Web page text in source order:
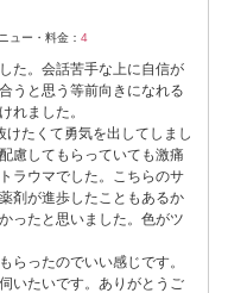
ュー・料金： 4
た。会話苦手な上に自信が
うと思う等前向きになれる
れました。
たくて勇気を出してしまし
慮してもらっていても激痛
ラウマでした。こちらのサ
剤が進歩したこともあるか
ったと思いました。色がツ
らったのでいい感じです。
いたいです。ありがとうご